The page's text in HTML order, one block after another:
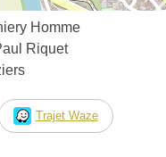
Homme
Riquet
Trajet Waze